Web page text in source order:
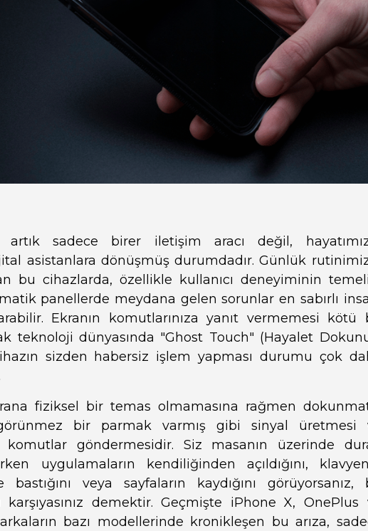
artık sadece birer iletişim aracı değil,
asistanlara dönüşmüş durumdadır. Günlük
bu cihazlarda, özellikle kullanıcı deneyiminin
panellerde meydana gelen sorunlar en sabırlı
Ekranın komutlarınıza yanıt vermemesi kötü
teknoloji dünyasında "Ghost Touch" (Hayalet
sizden habersiz işlem yapması durumu çok
fiziksel bir temas olmamasına rağmen
bir parmak varmış gibi sinyal üretmesi
komutlar göndermesidir. Siz masanın üzerinde
uygulamaların kendiliğinden açıldığını,
veya sayfaların kaydığını görüyorsanız,
karşıyasınız demektir. Geçmişte iPhone X, OnePlus
bazı modellerinde kronikleşen bu arıza,